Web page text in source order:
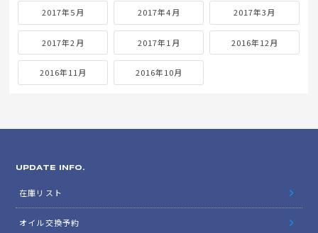
2017年5月 2017年4月 2017年3月
2017年2月 2017年1月 2016年12月
2016年11月 2016年10月
UPDATE INFO.
在庫リスト
オイル交換予約